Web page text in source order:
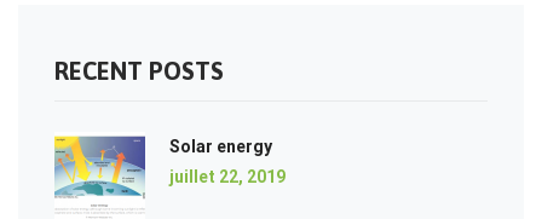
RECENT POSTS
Solar energy
juillet 22, 2019